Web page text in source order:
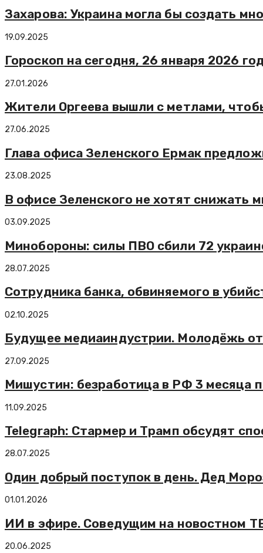
Захарова: Украина могла бы создать
19.09.2025
Гороскоп на сегодня, 26 января 2026
27.01.2026
Жители Оргеева вышли с метлами,
27.06.2025
Глава офиса Зеленского Ермак
23.08.2025
В офисе Зеленского не хотят снижать
03.09.2025
Минобороны: силы ПВО сбили 72
28.07.2025
Сотрудника банка, обвиняемого в
02.10.2025
Будущее медиаиндустрии. Молодёжь
27.09.2025
Мишустин: безработица в РФ 3 месяца
11.09.2025
Telegraph: Стармер и Трамп обсудят
28.07.2025
Один добрый поступок в день. Дед
01.01.2026
ИИ в эфире. Соведущим на новостном
20.06.2025